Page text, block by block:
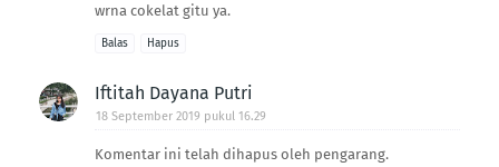
wrna cokelat gitu ya.
Balas Hapus
Iftitah Dayana Putri
18 September 2019 pukul 16.29
Komentar ini telah dihapus oleh pengarang.